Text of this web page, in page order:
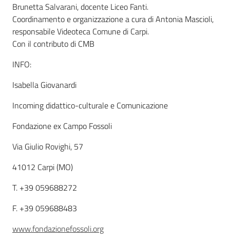
Brunetta Salvarani, docente Liceo Fanti.
Coordinamento e organizzazione a cura di Antonia Mascioli,
responsabile Videoteca Comune di Carpi.
Con il contributo di CMB
INFO:
Isabella Giovanardi
Incoming didattico-culturale e Comunicazione
Fondazione ex Campo Fossoli
Via Giulio Rovighi, 57
41012 Carpi (MO)
T. +39 059688272
F. +39 059688483
www.fondazionefossoli.org